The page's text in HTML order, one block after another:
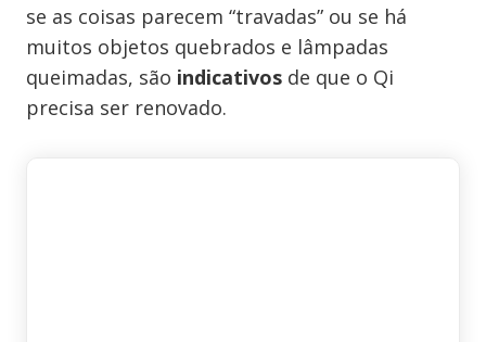
se as coisas parecem “travadas” ou se há
muitos objetos quebrados e lâmpadas
queimadas, são indicativos de que o Qi
precisa ser renovado.